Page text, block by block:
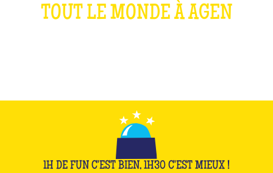
TOUT LE MONDE À AGEN
1H DE FUN C'EST BIEN, 1H30 C'EST MIEUX !